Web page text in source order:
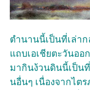
ตำนานนี้เป็นที่เล่า
แถบเอเชียตะวันออ
มากินง้วนดินนี้เป็น
นอื่นๆ เนื่องจากไต